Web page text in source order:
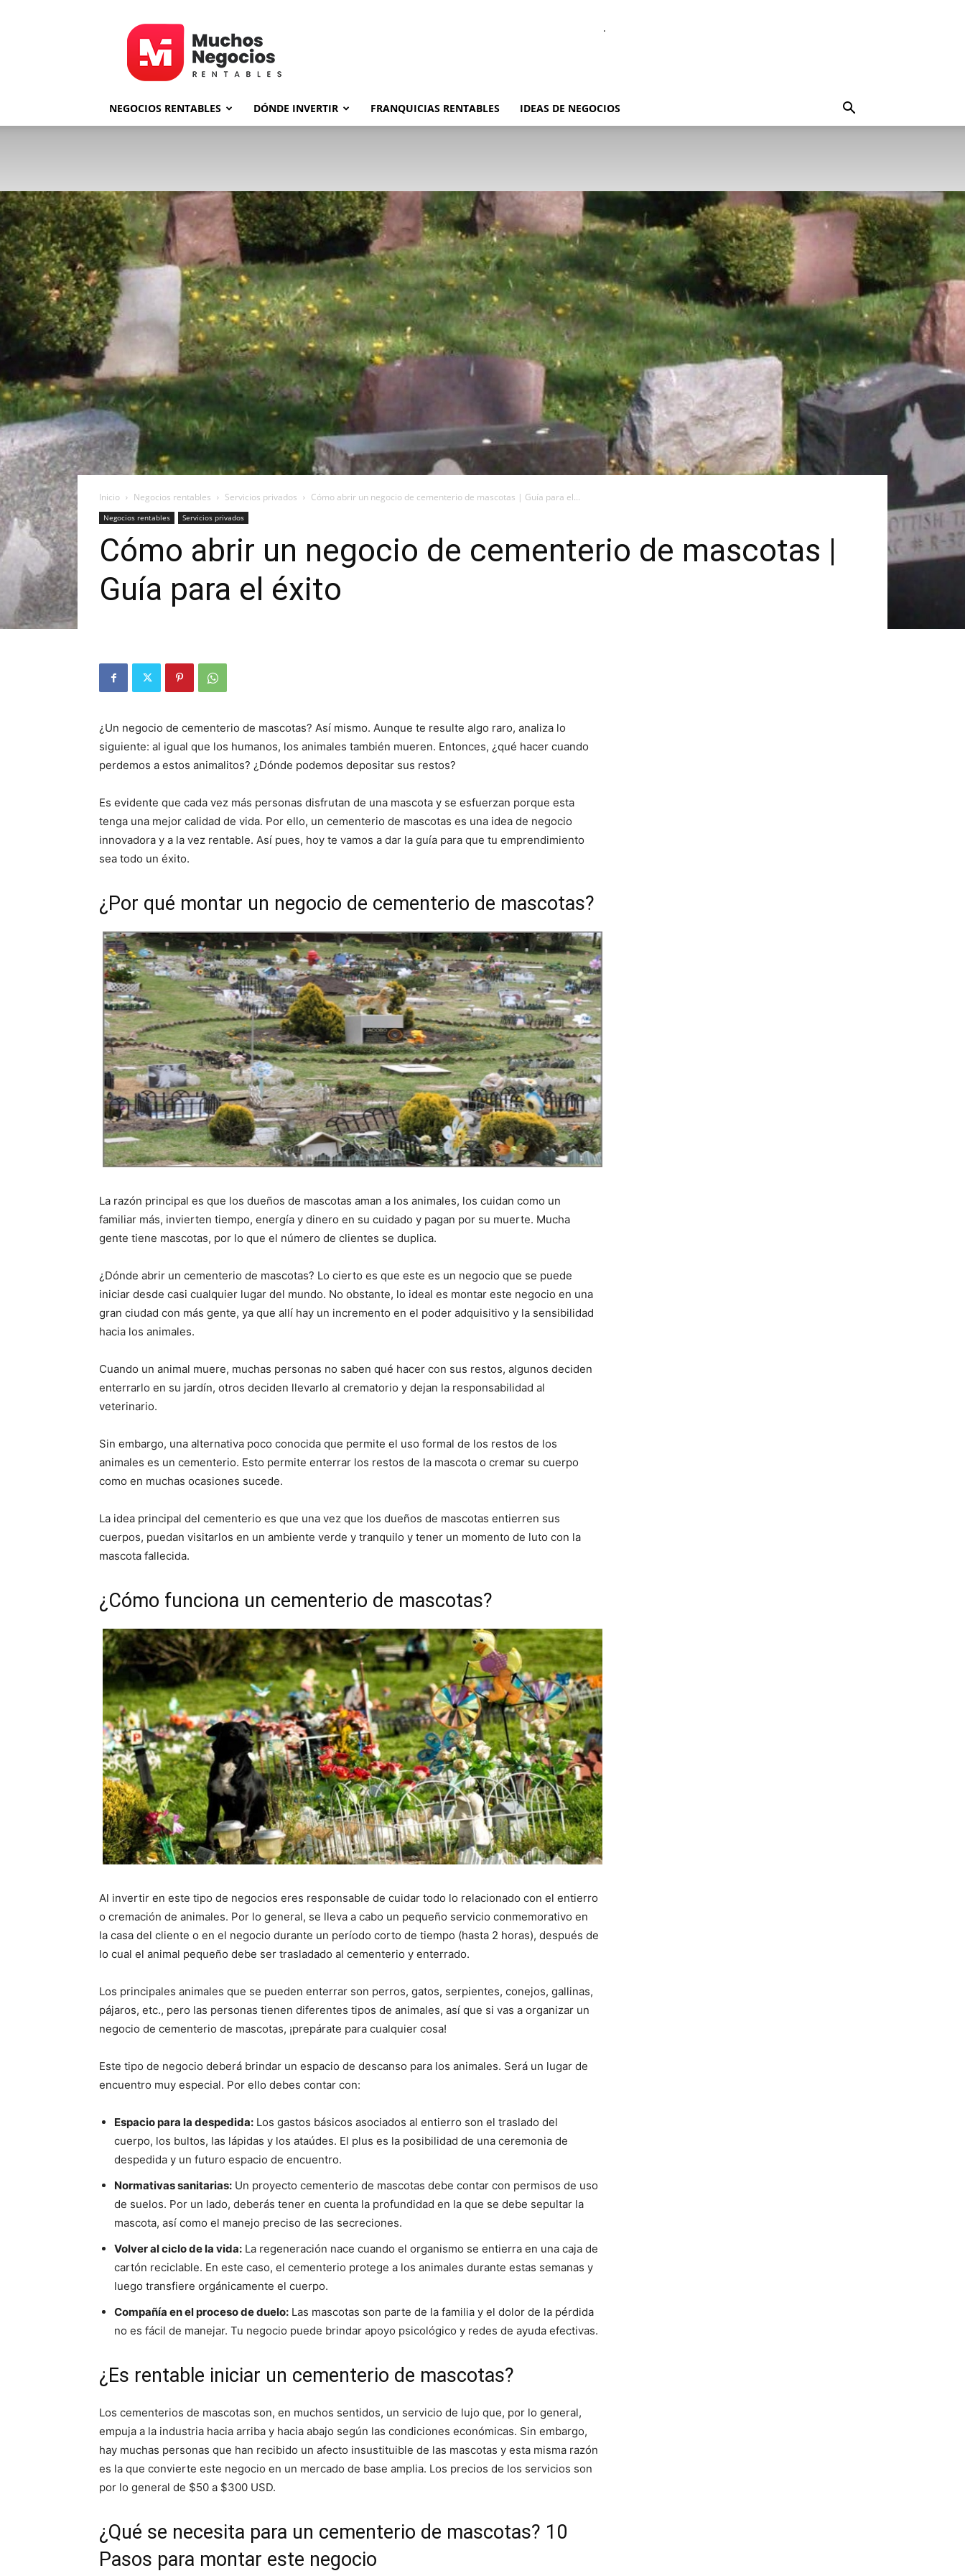
.
NEGOCIOS RENTABLES DÓNDE INVERTIR FRANQUICIAS RENTABLES IDEAS DE NEGOCIOS
Inicio Negocios rentables Servicios privados Cómo abrir un negocio de cementerio de mascotas | Guía para el...
Negocios rentables Servicios privados
Cómo abrir un negocio de cementerio de mascotas |
Guía para el éxito
¿Un negocio de cementerio de mascotas? Así mismo. Aunque te resulte algo raro, analiza lo
siguiente: al igual que los humanos, los animales también mueren. Entonces, ¿qué hacer cuando
perdemos a estos animalitos? ¿Dónde podemos depositar sus restos?
Es evidente que cada vez más personas disfrutan de una mascota y se esfuerzan porque esta
tenga una mejor calidad de vida. Por ello, un cementerio de mascotas es una idea de negocio
innovadora y a la vez rentable. Así pues, hoy te vamos a dar la guía para que tu emprendimiento
sea todo un éxito.
¿Por qué montar un negocio de cementerio de mascotas?
La razón principal es que los dueños de mascotas aman a los animales, los cuidan como un
familiar más, invierten tiempo, energía y dinero en su cuidado y pagan por su muerte. Mucha
gente tiene mascotas, por lo que el número de clientes se duplica.
¿Dónde abrir un cementerio de mascotas? Lo cierto es que este es un negocio que se puede
iniciar desde casi cualquier lugar del mundo. No obstante, lo ideal es montar este negocio en una
gran ciudad con más gente, ya que allí hay un incremento en el poder adquisitivo y la sensibilidad
hacia los animales.
Cuando un animal muere, muchas personas no saben qué hacer con sus restos, algunos deciden
enterrarlo en su jardín, otros deciden llevarlo al crematorio y dejan la responsabilidad al
veterinario.
Sin embargo, una alternativa poco conocida que permite el uso formal de los restos de los
animales es un cementerio. Esto permite enterrar los restos de la mascota o cremar su cuerpo
como en muchas ocasiones sucede.
La idea principal del cementerio es que una vez que los dueños de mascotas entierren sus
cuerpos, puedan visitarlos en un ambiente verde y tranquilo y tener un momento de luto con la
mascota fallecida.
¿Cómo funciona un cementerio de mascotas?
Al invertir en este tipo de negocios eres responsable de cuidar todo lo relacionado con el entierro
o cremación de animales. Por lo general, se lleva a cabo un pequeño servicio conmemorativo en
la casa del cliente o en el negocio durante un período corto de tiempo (hasta 2 horas), después de
lo cual el animal pequeño debe ser trasladado al cementerio y enterrado.
Los principales animales que se pueden enterrar son perros, gatos, serpientes, conejos, gallinas,
pájaros, etc., pero las personas tienen diferentes tipos de animales, así que si vas a organizar un
negocio de cementerio de mascotas, ¡prepárate para cualquier cosa!
Este tipo de negocio deberá brindar un espacio de descanso para los animales. Será un lugar de
encuentro muy especial. Por ello debes contar con:
Espacio para la despedida: Los gastos básicos asociados al entierro son el traslado del
cuerpo, los bultos, las lápidas y los ataúdes. El plus es la posibilidad de una ceremonia de
despedida y un futuro espacio de encuentro.
Normativas sanitarias: Un proyecto cementerio de mascotas debe contar con permisos de uso
de suelos. Por un lado, deberás tener en cuenta la profundidad en la que se debe sepultar la
mascota, así como el manejo preciso de las secreciones.
Volver al ciclo de la vida: La regeneración nace cuando el organismo se entierra en una caja de
cartón reciclable. En este caso, el cementerio protege a los animales durante estas semanas y
luego transfiere orgánicamente el cuerpo.
Compañía en el proceso de duelo: Las mascotas son parte de la familia y el dolor de la pérdida
no es fácil de manejar. Tu negocio puede brindar apoyo psicológico y redes de ayuda efectivas.
¿Es rentable iniciar un cementerio de mascotas?
Los cementerios de mascotas son, en muchos sentidos, un servicio de lujo que, por lo general,
empuja a la industria hacia arriba y hacia abajo según las condiciones económicas. Sin embargo,
hay muchas personas que han recibido un afecto insustituible de las mascotas y esta misma razón
es la que convierte este negocio en un mercado de base amplia. Los precios de los servicios son
por lo general de $50 a $300 USD.
¿Qué se necesita para un cementerio de mascotas? 10
Pasos para montar este negocio